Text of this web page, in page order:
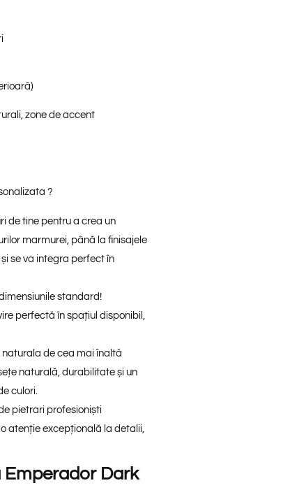
zone de accent
?
de tine pentru a crea un
marmurei, până la finisajele
și se va integra perfect în
standard!
perfectă în spațiul disponibil,
de cea mai înaltă
naturală, durabilitate și un
culori.
pietrari profesioniști
atenție excepțională la detalii,
Emperador Dark